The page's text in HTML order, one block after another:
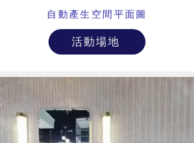
自動產生空間平面圖
活動場地